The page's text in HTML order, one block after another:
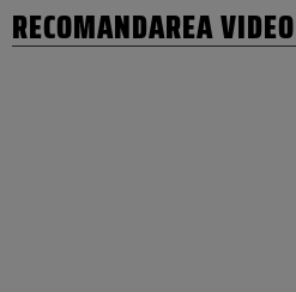
RECOMANDAREA VIDEO